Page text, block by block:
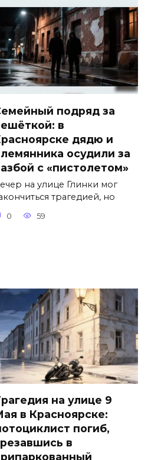
подряд за
в
дядю и
осудили за
с «пистолетом»
на улице Глинки мог
трагедией, но
0 59
на улице 9
в Красноярске:
погиб,
в